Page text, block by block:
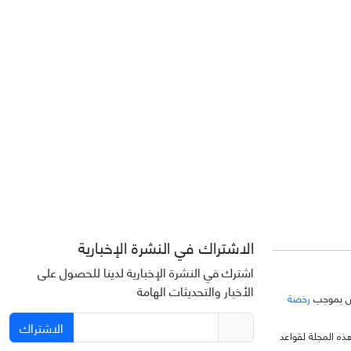
بموجب رخصة
المجلة لقواعد
الاشتراك في النشرة الإخبارية
اشترك في النشرة الإخبارية لدينا للحصول على
الأخبار والتحديثات الهامة
الاشتراك